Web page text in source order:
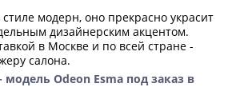
модерн, оно прекрасно украсит
дизайнерским акцентом.
в Москве и по всей стране -
салона.
Odeon Esma под заказ в